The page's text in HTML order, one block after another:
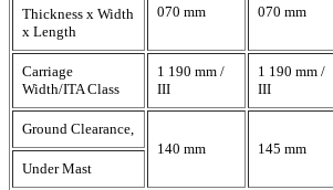
070 mm
070 mm
Thickness x Width
x Length
Carriage
Width/ITA Class
1 190 mm /
III
1 190 mm /
III
Ground Clearance,
140 mm
145 mm
Under Mast